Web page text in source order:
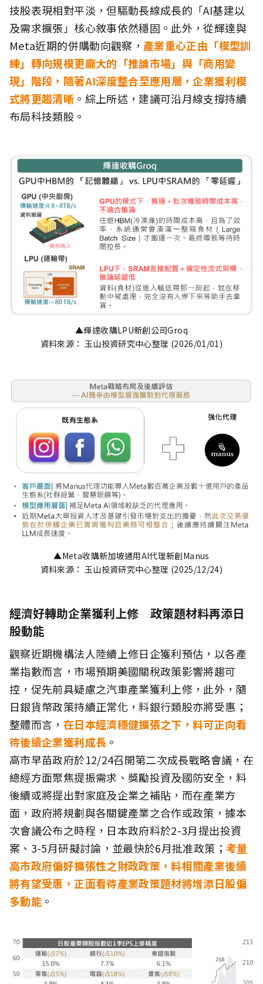
技股表現相對平淡，但驅動長線成長的「AI基建以
及需求擴張」核心敘事依然穩固。此外，從輝達與
Meta近期的併購動向觀察， 產業重心正由「模型訓
練」轉向規模更龐大的「推論市場」與「商用變
現」階段，隨著AI深度整合至應用層，企業獲利模
式將更趨清晰 。綜上所述，建議可沿月線支撐持續
布局科技類股。
▲輝達收購LPU新創公司Groq
資料來源： 玉山投資研究中心整理 (2026/01/01)
▲Meta收購新加坡通用AI代理新創Manus
資料來源： 玉山投資研究中心整理 (2025/12/24)
經濟好轉助企業獲利上修 政策題材料再添日
股動能
觀察近期機構法人陸續上修日企獲利預估，以各產
業指數而言，市場預期美國關稅政策影響將趨可
控，促先前具疑慮之汽車產業獲利上修，此外，隨
日銀貨幣政策持續正常化，料銀行類股亦將受惠；
整體而言， 在日本經濟穩健擴張之下，料可正向看
待後續企業獲利成長 。
高市早苗政府於12/24召開第二次成長戰略會議，在
總經方面聚焦提振需求、獎勵投資及國防安全，料
後續或將提出對家庭及企業之補貼，而在產業方
面，政府將規劃與各關鍵產業之合作或政策，據本
次會議公布之時程，日本政府料於2-3月提出投資
案、3-5月研擬討論，並最快於6月批准政策； 考量
高市政府偏好擴張性之財政政策，料相關產業後續
將有望受惠，正面看待產業政策題材將增添日股偏
多動能 。